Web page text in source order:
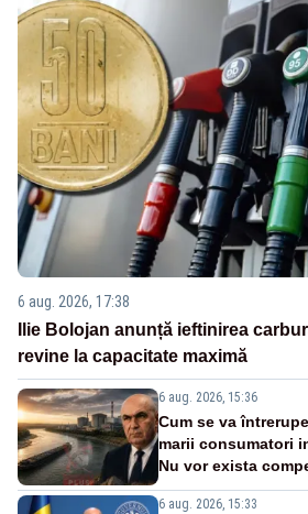
6 aug. 2026, 17:38
Ilie Bolojan anunță ieftinirea
revine la capacitate maximă
6 aug. 2026, 15:36
Cum se va
marii consumatori
Nu vor exista
6 aug. 2026, 15:33